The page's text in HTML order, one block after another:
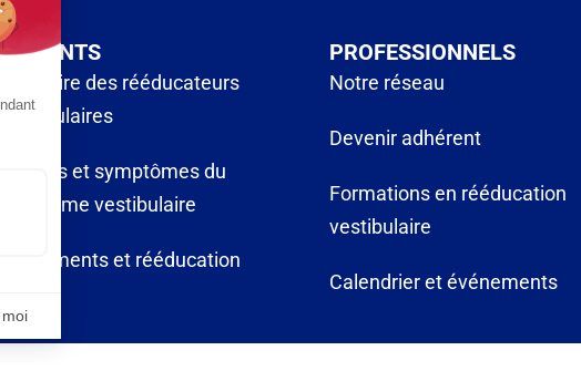
PATIENTS
Annuaire des rééducateurs
vestibulaires
Causes et symptômes du
syndrome vestibulaire
Traitements et rééducation
PROFESSIONNELS
Notre réseau
Devenir adhérent
Formations en rééducation
vestibulaire
Calendrier et événements